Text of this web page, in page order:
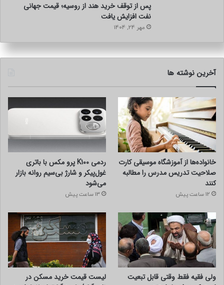
پس از توقف خرید هند از روسیه؛ قیمت جهانی
نفت افزایش یافت
مهر 24, 1404
آخرین نوشته ها
خانواده‌ها از آموزشگاه موسیقی کارت
صلاحیت تدریس مدرس را مطالبه
کنند
12 ساعت پیش
ردمی K100 پرو مکس با باتری
غول‌پیکر و شارژ بی‌سیم روانه بازار
می‌شود
13 ساعت پیش
ولی فقیه فقط وقتی قابل تبعیت
لیست قیمت خرید مسکن در